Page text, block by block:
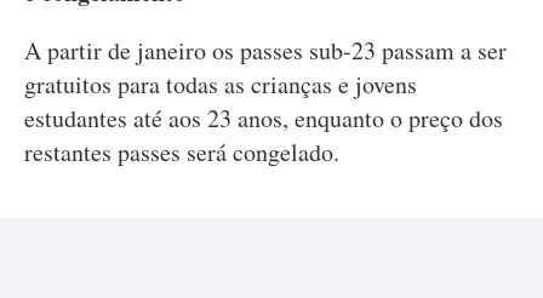
A partir de janeiro os passes sub-23 passam a ser
gratuitos para todas as crianças e jovens
estudantes até aos 23 anos, enquanto o preço dos
restantes passes será congelado.